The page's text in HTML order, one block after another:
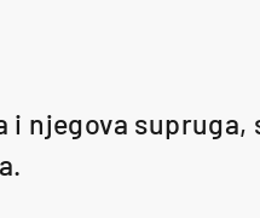
i njegova